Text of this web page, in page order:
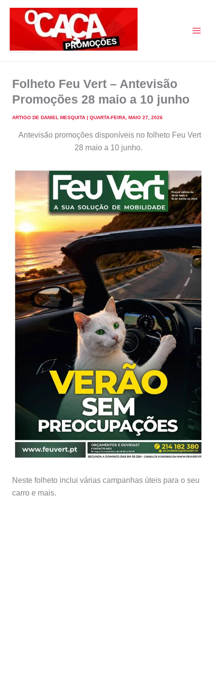
Folheto Feu Vert – Antevisão
Promoções 28 maio a 10 junho
ARTIGO DE DANIEL MESQUITA | QUARTA-FEIRA, MAIO 27, 2026
Antevisão promoções disponíveis no folheto Feu Vert
28 maio a 10 junho.
Neste folheto inclui várias campanhas úteis para o seu
carro e mais.